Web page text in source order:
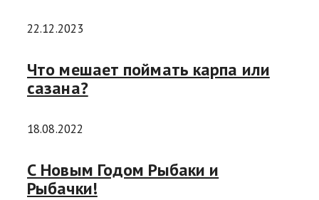
22.12.2023
Что мешает поймать карпа или
сазана?
18.08.2022
С Новым Годом Рыбаки и
Рыбачки!